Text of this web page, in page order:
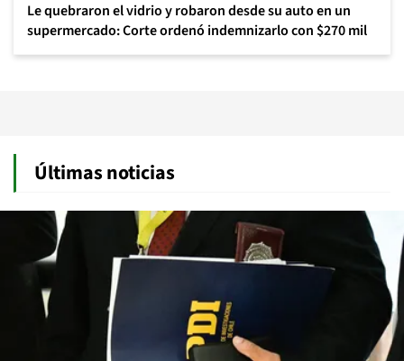
Le quebraron el vidrio y robaron desde su auto en un
supermercado: Corte ordenó indemnizarlo con $270 mil
Últimas noticias